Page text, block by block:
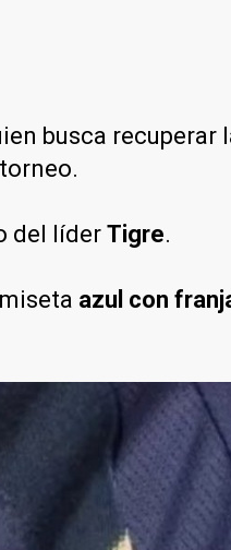
busca recuperar
del líder Tigre.
azul con